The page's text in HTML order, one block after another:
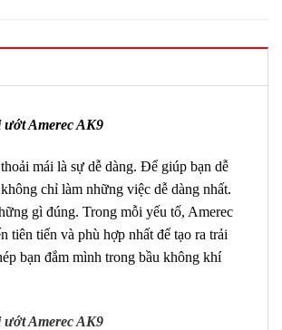
Amerec AK9
mái là sự dễ dàng. Để giúp bạn dễ
không chỉ làm những việc dễ dàng nhất.
gì đúng. Trong mỗi yếu tố, Amerec
tiên tiến và phù hợp nhất để tạo ra trải
bạn đắm mình trong bầu không khí
Amerec AK9